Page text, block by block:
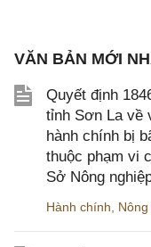
VĂN BẢN MỚI
Quyết định
tỉnh Sơn La về
hành chính bị
thuộc phạm vi
Sở Nông
Hành chính